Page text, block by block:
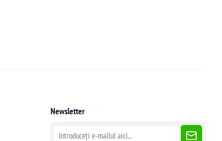
Newsletter